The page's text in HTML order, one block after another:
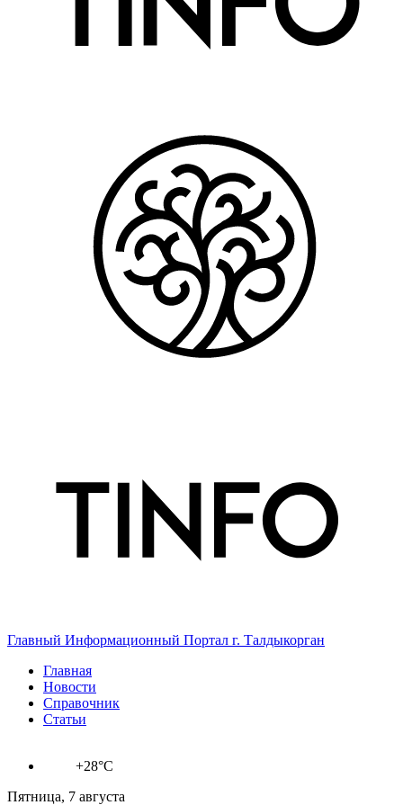
Главный Информационный Портал г. Талдыкорган
Главная
Новости
Справочник
Статьи
+28°C
Пятница, 7 августа